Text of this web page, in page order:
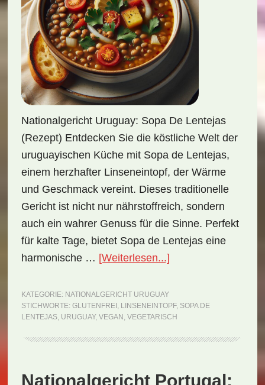
Nationalgericht Uruguay: Sopa De Lentejas
(Rezept) Entdecken Sie die köstliche Welt der
uruguayischen Küche mit Sopa de Lentejas,
einem herzhafter Linseneintopf, der Wärme
und Geschmack vereint. Dieses traditionelle
Gericht ist nicht nur nährstoffreich, sondern
auch ein wahrer Genuss für die Sinne. Perfekt
für kalte Tage, bietet Sopa de Lentejas eine
harmonische … [Weiterlesen...]ÜberNationalgericht
Sopa
de
(Rezept)
KATEGORIE: NATIONALGERICHT URUGUAY
STICHWORTE: GLUTENFREI , LINSENEINTOPF, SOPA DE
LENTEJAS, URUGUAY, VEGAN , VEGETARISCH
Nationalgericht Portugal: